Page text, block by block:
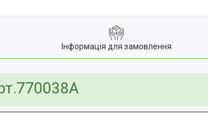
Інформація для замовлення